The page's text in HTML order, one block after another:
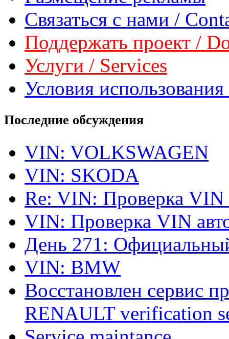
Связаться с нами /
Поддержать проект /
Услуги / Services
Условия
Последние обсуждения
VIN: VOLKSWAGEN
VIN: SKODA
Re: VIN: Проверка VIN
VIN: Проверка VIN
День 271:
VIN: BMW
Восстановлен сервис
RENAULT verification